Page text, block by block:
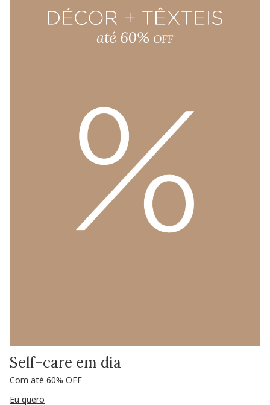
Self-care em dia
Com até 60% OFF
Eu quero